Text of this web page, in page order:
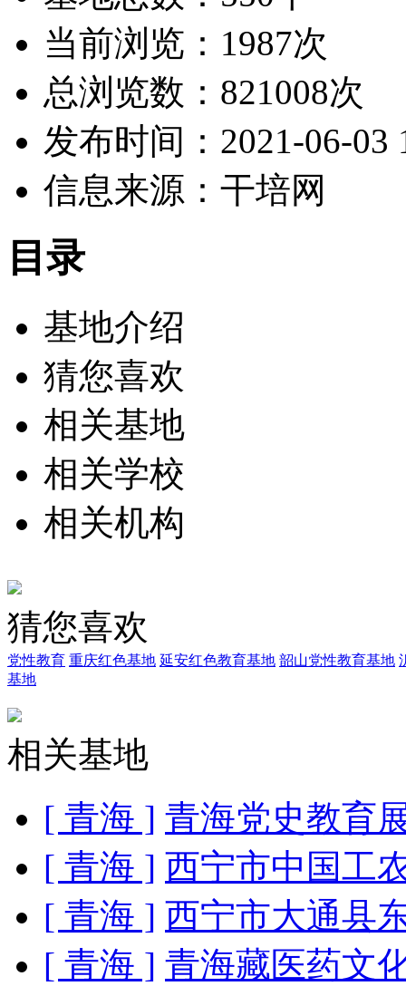
当前浏览：1987次
总浏览数：821008次
发布时间：2021-06-03
信息来源：干培网
目录
基地介绍
猜您喜欢
相关基地
相关学校
相关机构
猜您喜欢
党性教育 重庆红色基地 延安红色教育基地 韶山党性教育基地
基地
相关基地
[ 青海 ] 青海党史教育
[ 青海 ] 西宁市中国工
[ 青海 ] 西宁市大通县
[ 青海 ] 青海藏医药文